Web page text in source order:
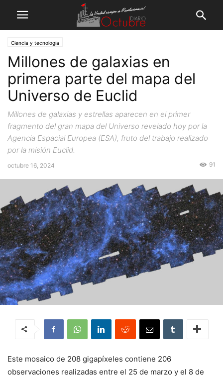
Ciencia y tecnología
Millones de galaxias en
primera parte del mapa del
Universo de Euclid
Millones de galaxias y estrellas aparecen en el primer
fragmento del gran mapa del Universo revelado hoy por la
Agencia Espacial Europea (ESA), fruto del trabajo realizado
por la misión Euclid.
octubre 16, 2024 91
Este mosaico de 208 gigapíxeles contiene 206
observaciones realizadas entre el 25 de marzo y el 8 de